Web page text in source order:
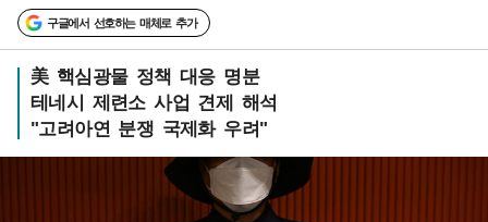
구글에서 선호하는 매체로 추가
美 핵심광물 정책 대응 명분
테네시 제련소 사업 견제 해석
"고려아연 분쟁 국제화 우려"